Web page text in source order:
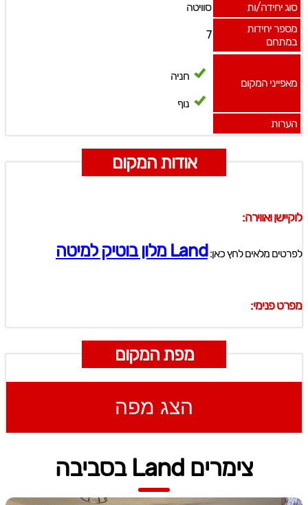
סוג יחידה/ות
סוויטה
מספר יחידות
במתחם
7
מאפייני המקום
חניה
נוף
הערות
אודות המקום
לוקיישן ואווירה:
לפרטים מלאים לחץ כאן:Land מלון בוטיק למיטה
מפרט פנימי:
מפת המקום
הצג מפה
צימרים Land בסביבה